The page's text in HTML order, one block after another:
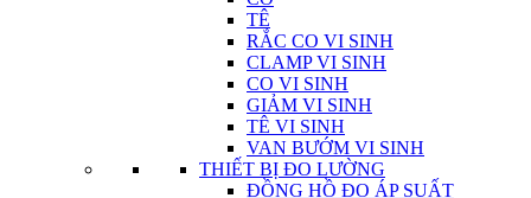
TÊ
RẮC CO VI SINH
CLAMP VI SINH
CO VI SINH
GIẢM VI SINH
TÊ VI SINH
VAN BƯỚM VI SINH
THIẾT BỊ ĐO LƯỜNG
ĐỒNG HỒ ĐO ÁP SUẤT